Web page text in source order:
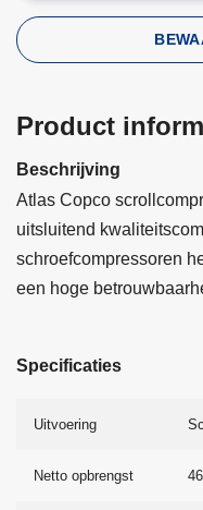
Product
Beschrijving
Atlas Copco
uitsluitend
schroefcompressoren
een hoge
Specificaties
Uitvoering
Netto opbrengst